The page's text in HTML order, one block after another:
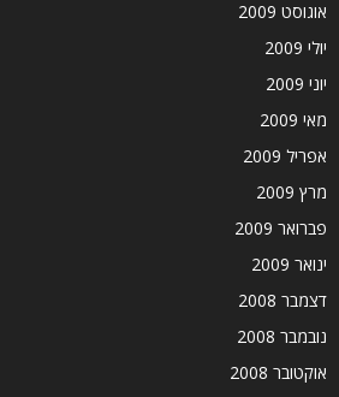
אוגוסט 2009
יולי 2009
יוני 2009
מאי 2009
אפריל 2009
מרץ 2009
פברואר 2009
ינואר 2009
דצמבר 2008
נובמבר 2008
אוקטובר 2008